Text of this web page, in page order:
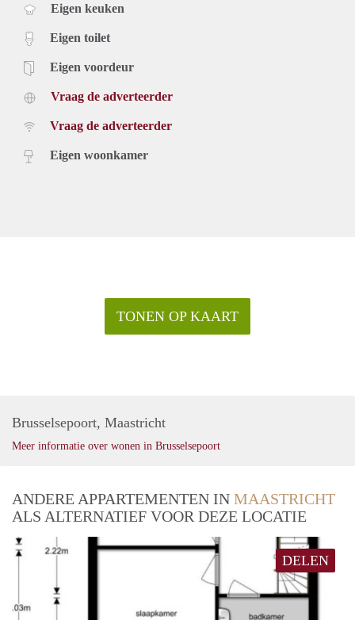
Eigen keuken
Eigen toilet
Eigen voordeur
Vraag de adverteerder
Vraag de adverteerder
Eigen woonkamer
TONEN OP KAART
Brusselsepoort, Maastricht
Meer informatie over wonen in Brusselsepoort
ANDERE APPARTEMENTEN IN MAASTRICHT
ALS ALTERNATIEF VOOR DEZE LOCATIE
DELEN